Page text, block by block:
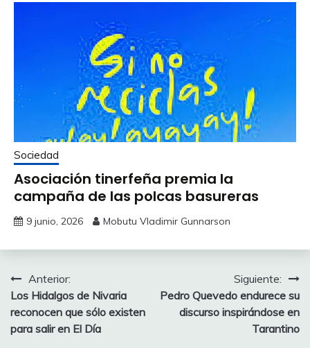
Sociedad
Asociación tinerfeña premia la
campaña de las polcas basureras
9 junio, 2026 Mobutu Vladimir Gunnarson
Navegación
de
entradas
Anterior:
Los Hidalgos de Nivaria
reconocen que sólo existen
para salir en El Día
Siguiente:
Pedro Quevedo endurece su
discurso inspirándose en
Tarantino